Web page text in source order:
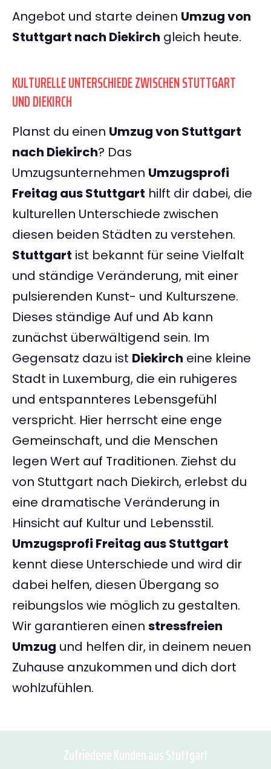
Angebot und starte deinen Umzug von
Stuttgart nach Diekirch gleich heute.
KULTURELLE UNTERSCHIEDE ZWISCHEN STUTTGART
UND DIEKIRCH
Planst du einen Umzug von Stuttgart
nach Diekirch? Das
Umzugsunternehmen Umzugsprofi
Freitag aus Stuttgart hilft dir dabei, die
kulturellen Unterschiede zwischen
diesen beiden Städten zu verstehen.
Stuttgart ist bekannt für seine Vielfalt
und ständige Veränderung, mit einer
pulsierenden Kunst- und Kulturszene.
Dieses ständige Auf und Ab kann
zunächst überwältigend sein. Im
Gegensatz dazu ist Diekirch eine kleine
Stadt in Luxemburg, die ein ruhigeres
und entspannteres Lebensgefühl
verspricht. Hier herrscht eine enge
Gemeinschaft, und die Menschen
legen Wert auf Traditionen. Ziehst du
von Stuttgart nach Diekirch, erlebst du
eine dramatische Veränderung in
Hinsicht auf Kultur und Lebensstil.
Umzugsprofi Freitag aus Stuttgart
kennt diese Unterschiede und wird dir
dabei helfen, diesen Übergang so
reibungslos wie möglich zu gestalten.
Wir garantieren einen stressfreien
Umzug und helfen dir, in deinem neuen
Zuhause anzukommen und dich dort
wohlzufühlen.
Zufriedene Kunden aus Stuttgart